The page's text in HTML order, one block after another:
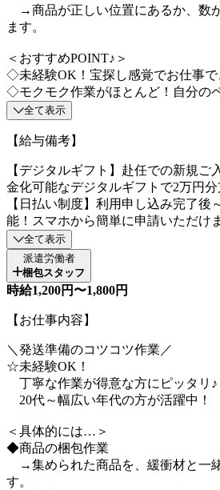
→商品が正しい位置にあるか、数
ます。
＜おすすめPOINT♪＞
◇未経験OK！宝探し感覚でお仕事で
◇モクモク作業がほとんど！自分の
全て表示
【給与備考】
【デジタルギフト】赴任での新規ご
金化可能なデジタルギフトで2万円分
【日払い制度】利用申し込み完了後
能！スマホから簡単に申請いただけ
全て表示
派遣労働者
梱包スタッフ
時給1,200円〜1,800円
【お仕事内容】
＼発送準備のコツコツ作業／
☆未経験OK！
丁寧な作業が得意な方にピッタリ♪
20代～幅広い年代の方が活躍中！
＜具体的には…＞
◆商品の梱包作業
→集められた商品を、緩衝材と一
す。